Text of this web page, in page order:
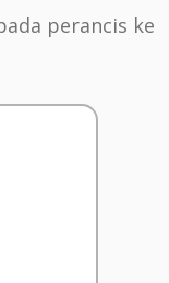
perancis ke